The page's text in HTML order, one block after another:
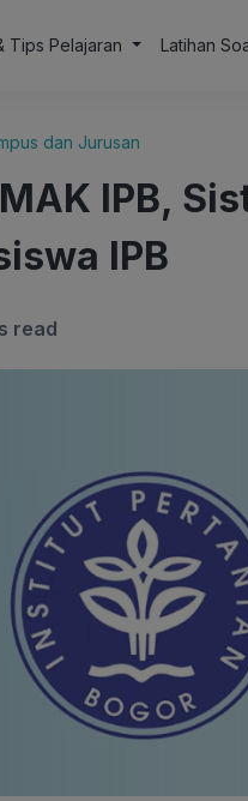
Tips Pelajaran Latihan
dan Jurusan
IPB,
IPB
read